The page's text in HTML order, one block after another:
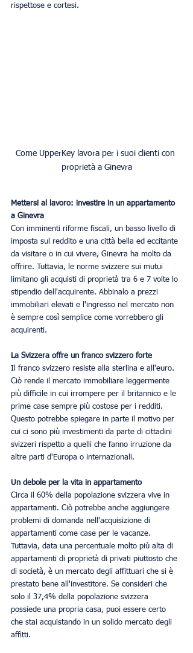
rispettose e cortesi.
Come UpperKey lavora per i suoi clienti con
proprietà a Ginevra
Mettersi al lavoro: investire in un appartamento
a Ginevra
Con imminenti riforme fiscali, un basso livello di
imposta sul reddito e una città bella ed eccitante
da visitare o in cui vivere, Ginevra ha molto da
offrire. Tuttavia, le norme svizzere sui mutui
limitano gli acquisti di proprietà tra 6 e 7 volte lo
stipendio dell'acquirente. Abbinalo a prezzi
immobiliari elevati e l'ingresso nel mercato non
è sempre così semplice come vorrebbero gli
acquirenti.
La Svizzera offre un franco svizzero forte
Il franco svizzero resiste alla sterlina e all'euro.
Ciò rende il mercato immobiliare leggermente
più difficile in cui irrompere per il britannico e le
prime case sempre più costose per i redditi.
Questo potrebbe spiegare in parte il motivo per
cui ci sono più investimenti da parte di cittadini
svizzeri rispetto a quelli che fanno irruzione da
altre parti d'Europa o internazionali.
Un debole per la vita in appartamento
Circa il 60% della popolazione svizzera vive in
appartamenti. Ciò potrebbe anche aggiungere
problemi di domanda nell'acquisizione di
appartamenti come case per le vacanze.
Tuttavia, data una percentuale molto più alta di
appartamenti di proprietà di privati ​​piuttosto che
di società, è un mercato degli affittuari che si è
prestato bene all'investitore. Se consideri che
solo il 37,4% della popolazione svizzera
possiede una propria casa, puoi essere certo
che stai acquistando in un solido mercato degli
affitti.